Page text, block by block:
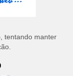
tentando manter